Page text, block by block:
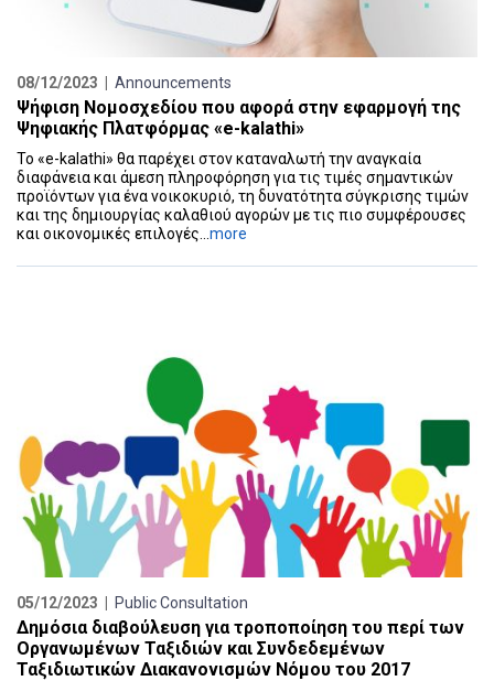
08/12/2023 | Announcements
Ψήφιση Νομοσχεδίου που αφορά στην εφαρμογή της
Ψηφιακής Πλατφόρμας «e-kalathi»
Το «e-kalathi» θα παρέχει στον καταναλωτή την αναγκαία
διαφάνεια και άμεση πληροφόρηση για τις τιμές σημαντικών
προϊόντων για ένα νοικοκυριό, τη δυνατότητα σύγκρισης τιμών
και της δημιουργίας καλαθιού αγορών με τις πιο συμφέρουσες
και οικονομικές επιλογές...more
05/12/2023 | Public Consultation
Δημόσια διαβούλευση για τροποποίηση του περί των
Οργανωμένων Ταξιδιών και Συνδεδεμένων
Ταξιδιωτικών Διακανονισμών Νόμου του 2017